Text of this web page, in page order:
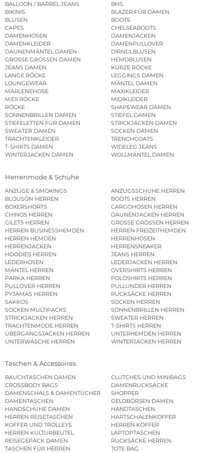
BALLOON / BARREL JEANS
BHS
BIKINIS
BLAZER FÜR DAMEN
BLUSEN
BOOTS
CAPES
CHELSEABOOTS
DAMENHOSEN
DAMENJACKEN
DAMENKLEIDER
DAMENPULLOVER
DAUNENMÄNTEL DAMEN
DIRNDLBLUSEN
GROSSE GRÖSSEN DAMEN
HEMDBLUSEN
JEANS DAMEN
KURZE RÖCKE
LANGE RÖCKE
LEGGINGS DAMEN
LOUNGEWEAR
MÄNTEL DAMEN
MARLENEHOSE
MAXIKLEIDER
MIDI RÖCKE
MIDIKLEIDER
RÖCKE
SHAPEWEAR DAMEN
SONNENBRILLEN DAMEN
STIEFEL DAMEN
STIEFELETTEN FÜR DAMEN
STRICKJACKEN DAMEN
SWEATER DAMEN
SOCKEN DAMEN
TRACHTENKLEIDER
TRENCHCOATS
T-SHIRTS DAMEN
WIDELEG JEANS
WINTERJACKEN DAMEN
WOLLMÄNTEL DAMEN
Herrenmode & Schuhe
ANZÜGE & SMOKINGS
ANZUGSSCHUHE HERREN
BLOUSON HERREN
BOOTS HERREN
BOXERSHORTS
CARGOHOSEN HERREN
CHINOS HERREN
DAUNENJACKEN HERREN
GILETS HERREN
GROSSE GRÖSSEN HERREN
HERREN BUSINESSHEMDEN
HERREN FREIZEITHEMDEN
HERREN HEMDEN
HERRENHOSEN
HERRENJACKEN
HERRENSNEAKER
HOODIES HERREN
JEANS HERREN
LEDERHOSEN
LEDERJACKEN HERREN
MÄNTEL HERREN
OVERSHIRTS HERREN
PARKA HERREN
POLOSHIRTS HERREN
PULLOVER HERREN
PULLUNDER HERREN
PYJAMAS HERREN
RUCKSÄCKE HERREN
SAKKOS
SOCKEN HERREN
SOCKEN MULTIPACKS
SONNENBRILLEN HERREN
STRICKJACKEN HERREN
SWEATER HERREN
TRACHTENMODE HERREN
T-SHIRTS HERREN
ÜBERGANGSJACKEN HERREN
UNTERHEMDEN HERREN
UNTERWÄSCHE HERREN
WINTERJACKEN HERREN
Taschen & Accessoires
BAUCHTASCHEN DAMEN
CLUTCHES UND MINIBAGS
CROSSBODY BAGS
DAMENRUCKSÄCKE
DAMENSCHALS & DAMENTÜCHER
SHOPPER
DAMENTASCHEN
GELDBÖRSEN DAMEN
HANDSCHUHE DAMEN
HANDTASCHEN
HERREN REISETASCHEN
HARTSCHALENKOFFER
KOFFER UND TROLLEYS
HERREN KOFFER
HERREN KULTURBEUTEL
LAPTOPTASCHEN
REISEGEPÄCK DAMEN
RUCKSÄCKE HERREN
TASCHEN FÜR HERREN
TOTE BAG